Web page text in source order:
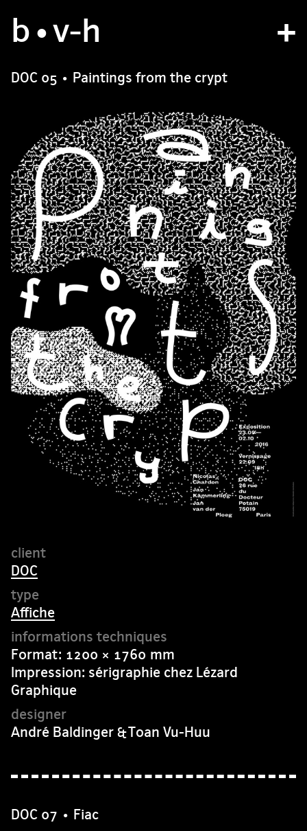
b•v-h
atelier
projets
bvh type
contact
fr/en
DOC 05 • Paintings from the crypt
DOC
Affiche
Format: 1200 × 1760 mm
Impression: sérigraphie chez Lézard
Graphique
André Baldinger & Toan Vu-Huu
DOC 07 • Fiac